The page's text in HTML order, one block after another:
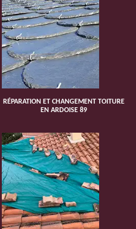
RÉPARATION ET CHANGEMENT TOITURE
EN ARDOISE 89